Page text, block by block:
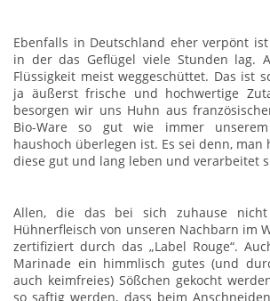
Ebenfalls in Deutschland eher verpönt
in der das Geflügel viele Stunden lag.
Flüssigkeit meist weggeschüttet. Das ist
ja äußerst frische und hochwertige
besorgen wir uns Huhn aus
Bio-Ware so gut wie immer
haushoch überlegen ist. Es sei denn,
diese gut und lang leben und verarbeitet
Allen, die das bei sich zuhause
Hühnerfleisch von unseren Nachbarn im
zertifiziert durch das „Label Rouge“.
Marinade ein himmlisch gutes (und
auch keimfreies) Sößchen gekocht
so saftig werden, dass beim